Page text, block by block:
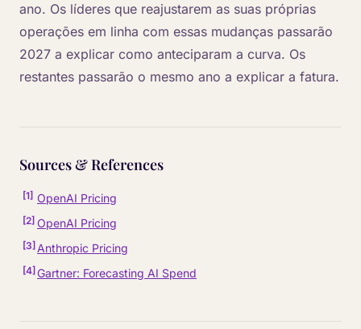
ano. Os líderes que reajustarem as suas próprias
operações em linha com essas mudanças passarão
2027 a explicar como anteciparam a curva. Os
restantes passarão o mesmo ano a explicar a fatura.
Sources & References
[1] OpenAI Pricing
[2] OpenAI Pricing
[3] Anthropic Pricing
[4] Gartner: Forecasting AI Spend